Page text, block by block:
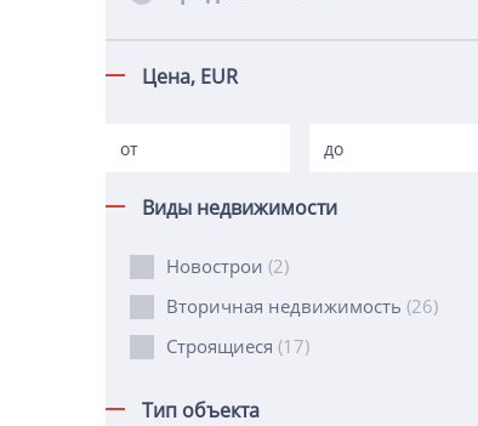
Цена, EUR
Виды недвижимости
Новострои (2)
Вторичная недвижимость (26)
Строящиеся (17)
Тип объекта